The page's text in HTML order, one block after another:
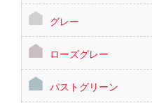
グレー
ローズグレー
パストグリーン